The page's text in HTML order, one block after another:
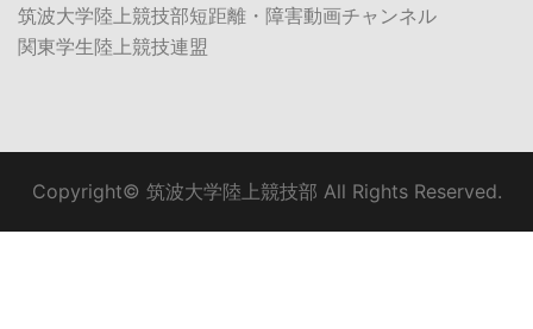
筑波大学陸上競技部短距離・障害動画チャンネル
関東学生陸上競技連盟
Copyright© 筑波大学陸上競技部 All Rights Reserved.